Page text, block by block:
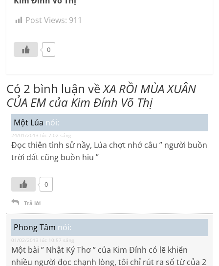
Post Views: 911
0
Có 2 bình luận vềXA RỒI MÙA XUÂN
CỦA EM của Kim Đính Võ Thị
Một Lúa nói:
24/01/2013 lúc 7:02 sáng
Đọc thiên tình sử nầy, Lúa chợt nhớ câu ” người buồn
trời đất cũng buồn hiu ”
0
Trả lời
Phong Tâm nói:
01/02/2013 lúc 10:57 sáng
Một bài ” Nhật Ký Thơ ” của Kim Đính có lẽ khiến
nhiều người đọc chạnh lòng, tôi chỉ rút ra số từ của 2